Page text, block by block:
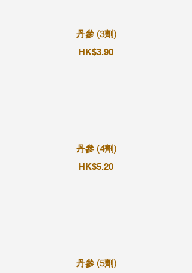
丹參 (3劑)
HK$3.90
丹參 (4劑)
HK$5.20
丹參 (5劑)